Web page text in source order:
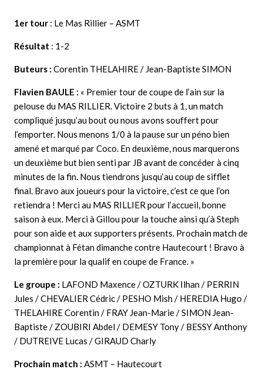
1er tour : Le Mas Rillier – ASMT
Résultat : 1-2
Buteurs : Corentin THELAHIRE / Jean-Baptiste SIMON
Flavien BAULE : « Premier tour de coupe de l’ain sur la
pelouse du MAS RILLIER. Victoire 2 buts à 1, un match
compliqué jusqu’au bout ou nous avons souffert pour
l’emporter. Nous menons 1/0 à la pause sur un péno bien
amené et marqué par Coco. En deuxième, nous marquerons
un deuxième but bien senti par JB avant de concéder à cinq
minutes de la fin. Nous tiendrons jusqu’au coup de sifflet
final. Bravo aux joueurs pour la victoire, c’est ce que l’on
retiendra ! Merci au MAS RILLIER pour l’accueil, bonne
saison à eux. Merci à Gillou pour la touche ainsi qu’à Steph
pour son aide et aux supporters présents. Prochain match de
championnat à Fétan dimanche contre Hautecourt ! Bravo à
la première pour la qualif en coupe de France. »
Le groupe : LAFOND Maxence / OZTURK Ilhan / PERRIN
Jules / CHEVALIER Cédric / PESHO Mish / HEREDIA Hugo /
THELAHIRE Corentin / FRAY Jean-Marie / SIMON Jean-
Baptiste / ZOUBIRI Abdel / DEMESY Tony / BESSY Anthony
/ DUTREIVE Lucas / GIRAUD Charly
Prochain match : ASMT – Hautecourt